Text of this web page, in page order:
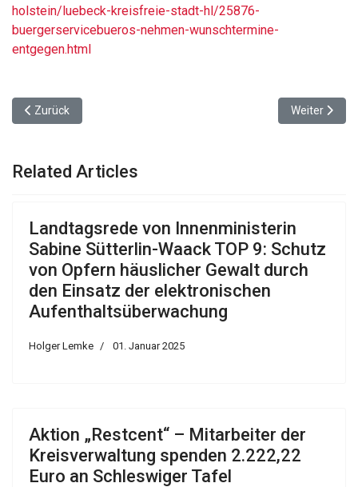
holstein/luebeck-kreisfreie-stadt-hl/25876-
buergerservicebueros-nehmen-wunschtermine-
entgegen.html
Vorheriger Beitrag: Chance auf neue Fahrradstellplätze in der
Zurück Nächster
Weiter
Related Articles
Landtagsrede von Innenministerin
Sabine Sütterlin-Waack TOP 9: Schutz
von Opfern häuslicher Gewalt durch
den Einsatz der elektronischen
Aufenthaltsüberwachung
Holger Lemke 01. Januar 2025
Aktion „Restcent“ – Mitarbeiter der
Kreisverwaltung spenden 2.222,22
Euro an Schleswiger Tafel